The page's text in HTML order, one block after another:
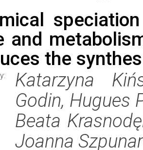
and
the
Katarzyna
Godin, Hugues
Beata
Joanna Szpunar